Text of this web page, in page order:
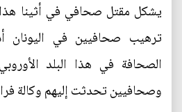
يشكل مقتل صحافي في أثينا هذا
ترهيب صحافيين في اليونان
الصحافة في هذا البلد
وصحافيين تحدثت إليهم وكالة